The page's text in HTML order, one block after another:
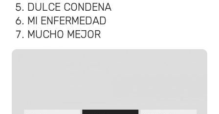
DULCE CONDENA
MI ENFERMEDAD
MUCHO MEJOR